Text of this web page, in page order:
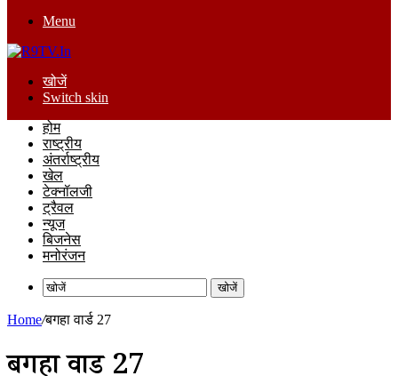
Menu
खोजें
Switch skin
होम
राष्ट्रीय
अंतर्राष्ट्रीय
खेल
टेक्नॉलजी
ट्रैवल
न्यूज
बिजनेस
मनोरंजन
खोजें
Home/बगहा वार्ड 27